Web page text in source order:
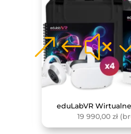
19 990,00 zł